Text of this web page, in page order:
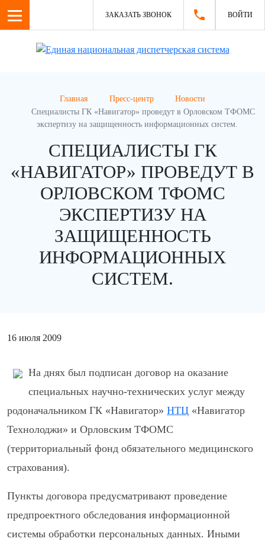
ЗАКАЗАТЬ ЗВОНОК ВОЙТИ
Главная Пресс-центр
Новости
Специалисты ГК «Навигатор» проведут в Орловском ТФОМС
экспертизу на защищенность информационных систем.
СПЕЦИАЛИСТЫ ГК
«НАВИГАТОР» ПРОВЕДУТ В
ОРЛОВСКОМ ТФОМС
ЭКСПЕРТИЗУ НА
ЗАЩИЩЕННОСТЬ
ИНФОРМАЦИОННЫХ
СИСТЕМ.
16 июля 2009
На днях был подписан договор на оказание
специальных научно-технических услуг между
родоначальником ГК «Навигатор» НТЦ «Навигатор
Технолоджи» и Орловским ТФОМС
(территориальный фонд обязательного медицинского
страхования).
Пункты договора предусматривают проведение
предпроектного обследования информационной
системы обработки персональных данных. Иными